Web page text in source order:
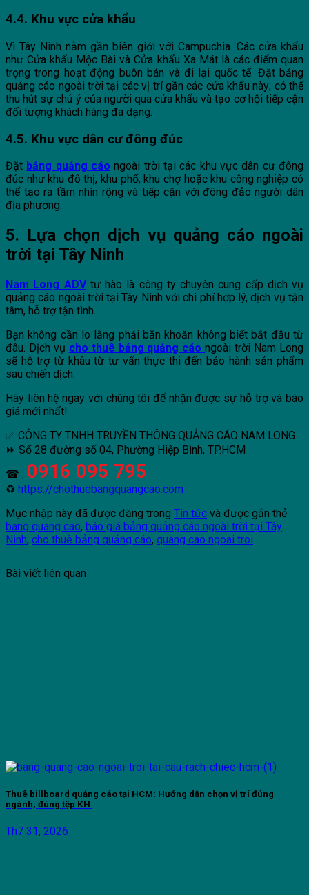
4.4. Khu vực cửa khẩu
Vì Tây Ninh nằm gần biên giới với Campuchia. Các cửa khẩu
như Cửa khẩu Mộc Bài và Cửa khẩu Xa Mát là các điểm quan
trọng trong hoạt động buôn bán và đi lại quốc tế. Đặt bảng
quảng cáo ngoài trời tại các vị trí gần các cửa khẩu này; có thể
thu hút sự chú ý của người qua cửa khẩu và tạo cơ hội tiếp cận
đối tượng khách hàng đa dạng.
4.5. Khu vực dân cư đông đúc
Đặt bảng quảng cáo ngoài trời tại các khu vực dân cư đông
đúc như khu đô thị, khu phố; khu chợ hoặc khu công nghiệp có
thể tạo ra tầm nhìn rộng và tiếp cận với đông đảo người dân
địa phương.
5. Lựa chọn dịch vụ quảng cáo ngoài
trời tại Tây Ninh
Nam Long ADVtự hào là công ty chuyên cung cấp dịch vụ
quảng cáo ngoài trời tại Tây Ninh với chi phí hợp lý, dịch vụ tận
tâm, hỗ trợ tận tình.
Bạn không cần lo lắng phải băn khoăn không biết bắt đầu từ
đâu. Dịch vụ cho thuê bảng quảng cáongoài trời Nam Long
sẽ hỗ trợ từ khâu từ tư vấn thực thi đến bảo hành sản phẩm
sau chiến dịch.
Hãy liên hệ ngay với chúng tôi để nhận được sự hỗ trợ và báo
giá mới nhất!
✅ CÔNG TY TNHH TRUYỀN THÔNG QUẢNG CÁO NAM LONG
⏩ Số 28 đường số 04, Phường Hiệp Bình, TP.HCM
☎ : 0916 095 795
♻ https://chothuebangquangcao.com
Mục nhập này đã được đăng trong Tin tức và được gắn thẻ
bang quang cao, báo giá bảng quảng cáo ngoài trời tại Tây
Ninh, cho thuê bảng quảng cáo, quang cao ngoai troi .
Bài viết liên quan
Thuê billboard quảng cáo tại HCM: Hướng dẫn chọn vị trí đúng
ngành, đúng tệp KH
Th7 31, 2026